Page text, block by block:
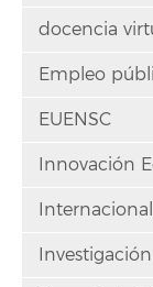
docencia
Empleo
EUENSC
Innovación
Internacional
Investigación